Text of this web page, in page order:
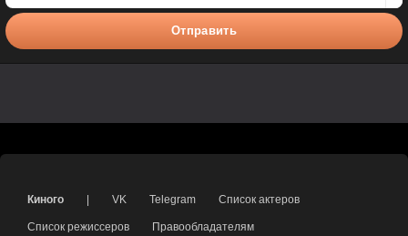
Отправить
Киного VK Telegram Список актеров
Список режиссеров Правообладателям